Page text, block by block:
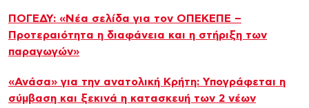
ΠΟΓΕΔΥ: «Νέα σελίδα για τον ΟΠΕΚΕΠΕ –
Προτεραιότητα η διαφάνεια και η στήριξη των
παραγωγών»
«Ανάσα» για την ανατολική Κρήτη: Υπογράφεται η
σύμβαση και ξεκινά η κατασκευή των 2 νέων